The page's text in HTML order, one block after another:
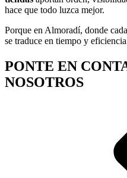
hace que todo luzca mejor.
Porque en Almoradí, donde
se traduce en tiempo y
PONTE EN
NOSOTROS